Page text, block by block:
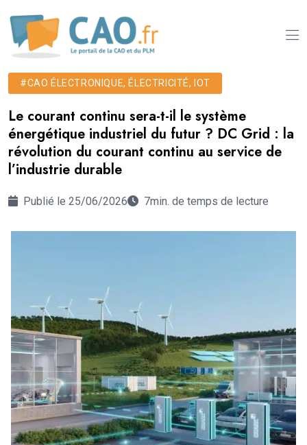
#CAO ÉLECTRONIQUE, ÉLECTRICITÉ, IOT
Le courant continu sera-t-il le système
énergétique industriel du futur ? DC Grid : la
révolution du courant continu au service de
l’industrie durable
Publié le 25/06/2026 7min. de temps de lecture